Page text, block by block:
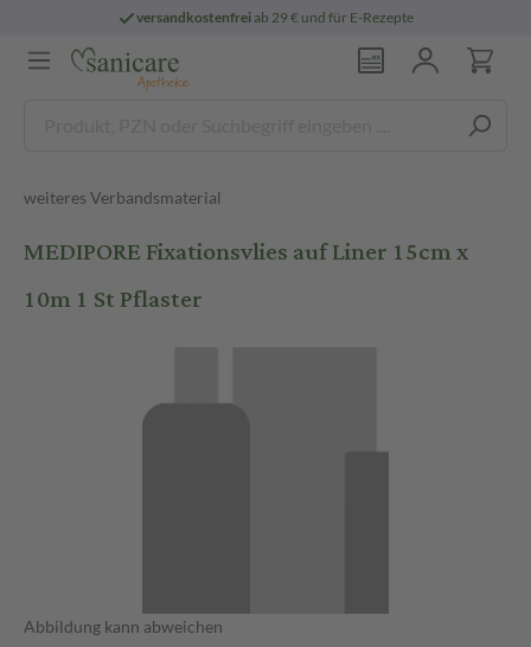
versandkostenfreiab 29 € und für E-Rezepte
weiteres Verbandsmaterial
MEDIPORE Fixationsvlies auf Liner 15cm x
10m 1 St Pflaster
Abbildung kann abweichen